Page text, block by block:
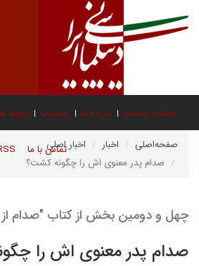
صفحه نخست درباره ما عضویت پیوند
تماس با ما صفحه‌اصلی اخبار
اخبار اصلی
صدام پدر معنوی اش را چگونه کشت؟
چهل و دومین بخش از کتاب "صدام از
صدام پدر معنوی اش را